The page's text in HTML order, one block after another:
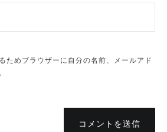
ためブラウザーに自分の名前、メールアド
コメントを送信